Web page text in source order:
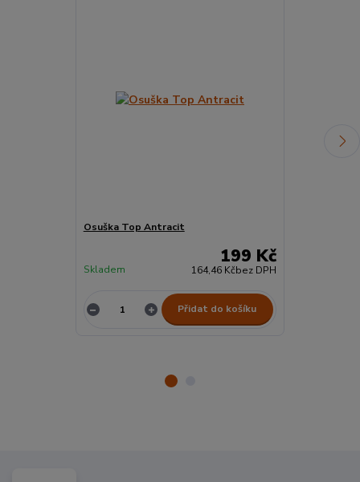
Osuška Top Antracit
199 Kč
164,46 Kčbez DPH
Skladem
Přidat do košíku